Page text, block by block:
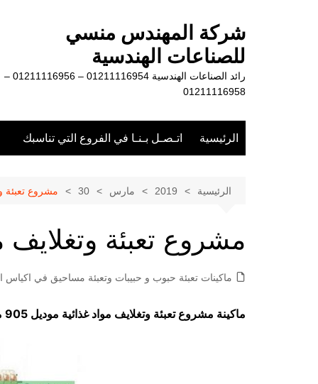
شركة المهندس منسي
للصناعات الهندسية
رائد الصناعات الهندسية 01211116954 – 01211116956 –
01211116958
الرئيسية اتـصـل بـنـا في الفروع التي تناسبك
الرئيسية 2019 مارس 30 مشروع تعبئة
مشروع تعبئة وتغلايف
ماكينات تعبئة حبوب و حبيبات وتعبئة مساحيق في اكياس
ماكينة مشروع تعبئة وتغلايف مواد غذائية موديل 905 ماركة